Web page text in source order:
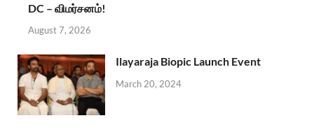
DC – விமர்சனம்!
August 7, 2026
Ilayaraja Biopic Launch Event
March 20, 2024